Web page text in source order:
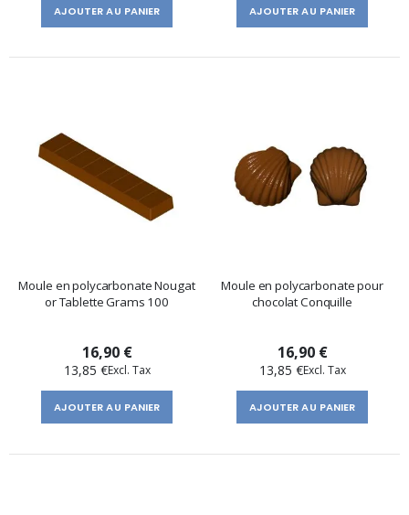
AJOUTER AU PANIER AJOUTER AU PANIER
Moule en polycarbonate Nougat
or Tablette Grams 100
16,90 €
13,85 €
AJOUTER AU PANIER
Moule en polycarbonate pour
chocolat Conquille
16,90 €
13,85 €
AJOUTER AU PANIER